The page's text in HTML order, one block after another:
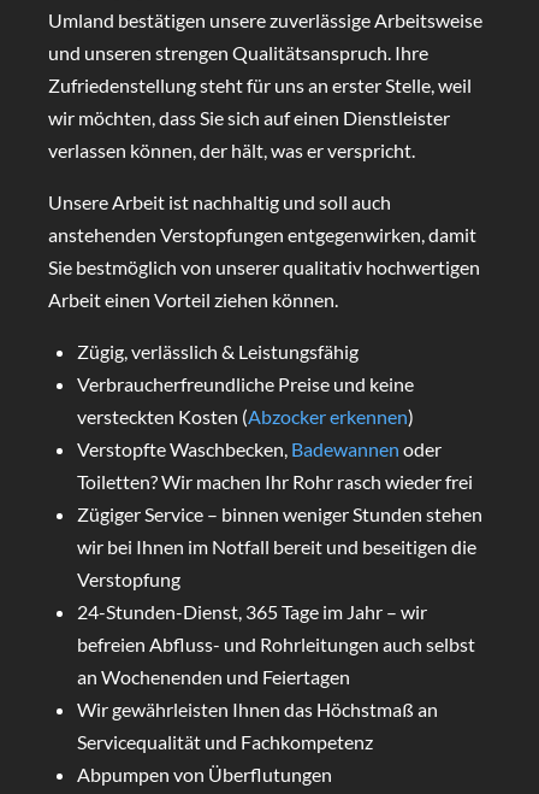
Umland bestätigen unsere zuverlässige Arbeitsweise
und unseren strengen Qualitätsanspruch. Ihre
Zufriedenstellung steht für uns an erster Stelle, weil
wir möchten, dass Sie sich auf einen Dienstleister
verlassen können, der hält, was er verspricht.
Unsere Arbeit ist nachhaltig und soll auch
anstehenden Verstopfungen entgegenwirken, damit
Sie bestmöglich von unserer qualitativ hochwertigen
Arbeit einen Vorteil ziehen können.
Zügig, verlässlich & Leistungsfähig
Verbraucherfreundliche Preise und keine
versteckten Kosten (Abzocker erkennen)
Verstopfte Waschbecken, Badewannen oder
Toiletten? Wir machen Ihr Rohr rasch wieder frei
Zügiger Service – binnen weniger Stunden stehen
wir bei Ihnen im Notfall bereit und beseitigen die
Verstopfung
24-Stunden-Dienst, 365 Tage im Jahr – wir
befreien Abfluss- und Rohrleitungen auch selbst
an Wochenenden und Feiertagen
Wir gewährleisten Ihnen das Höchstmaß an
Servicequalität und Fachkompetenz
Abpumpen von Überflutungen